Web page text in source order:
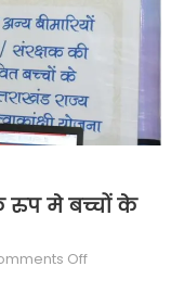
रुप मे बच्चों के
Offon